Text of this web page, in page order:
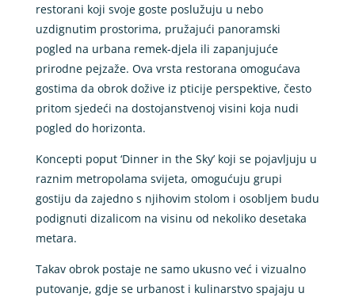
restorani koji svoje goste poslužuju u nebo
uzdignutim prostorima, pružajući panoramski
pogled na urbana remek-djela ili zapanjujuće
prirodne pejzaže. Ova vrsta restorana omogućava
gostima da obrok dožive iz pticije perspektive, često
pritom sjedeći na dostojanstvenoj visini koja nudi
pogled do horizonta.
Koncepti poput ‘Dinner in the Sky’ koji se pojavljuju u
raznim metropolama svijeta, omogućuju grupi
gostiju da zajedno s njihovim stolom i osobljem budu
podignuti dizalicom na visinu od nekoliko desetaka
metara.
Takav obrok postaje ne samo ukusno već i vizualno
putovanje, gdje se urbanost i kulinarstvo spajaju u